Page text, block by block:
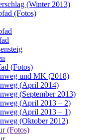
(Winter 2013)
(Fotos)
(Fotos)
und MK (2018)
(April 2014)
(September 2013)
(April 2013 – 2)
(April 2013 – 1)
(Oktober 2012)
(Fotos)